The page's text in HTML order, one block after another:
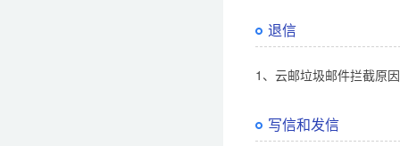
退信
1、云邮垃圾邮件拦截原
写信和发信